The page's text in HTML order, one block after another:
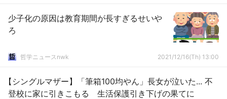
少子化の原因は教育期間が長すぎるせいや
ろ
哲学ニュースnwk 2021/12/16(Th) 13:00
【シングルマザー】「筆箱100均やん」長女が泣いた... 不
登校に家に引きこもる 生活保護引き下げの果てに